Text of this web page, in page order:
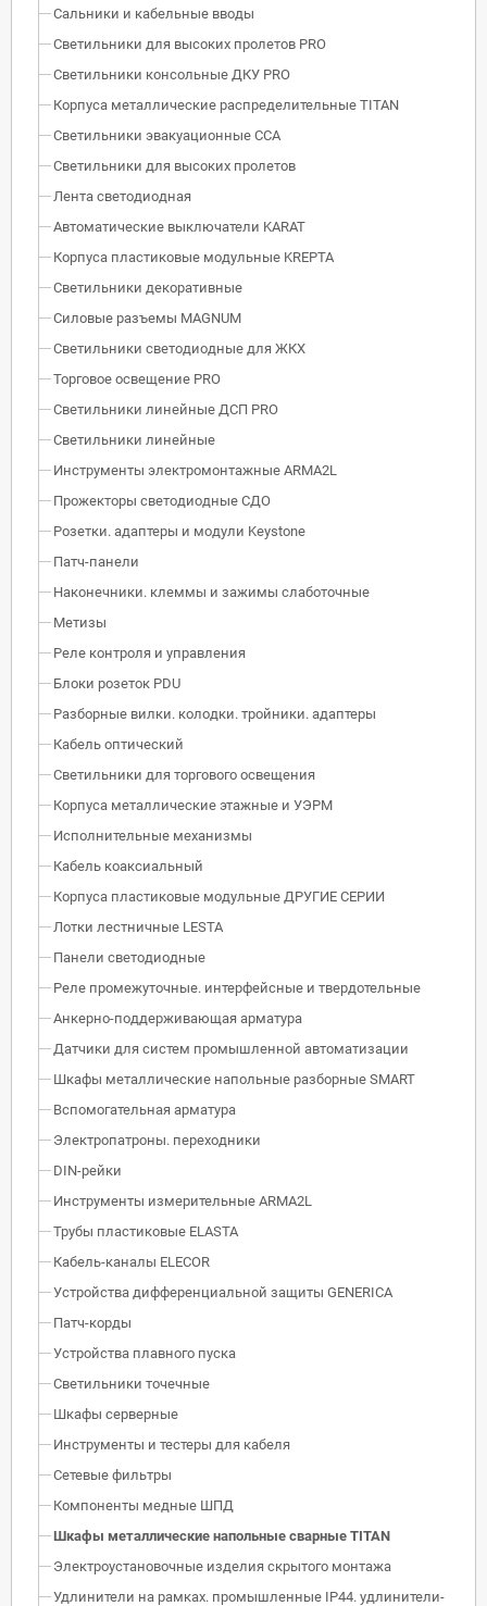
Сальники и кабельные вводы
Светильники для высоких пролетов PRO
Светильники консольные ДКУ PRO
Корпуса металлические распределительные TITAN
Светильники эвакуационные ССА
Светильники для высоких пролетов
Лента светодиодная
Автоматические выключатели KARAT
Корпуса пластиковые модульные KREPTA
Светильники декоративные
Силовые разъемы MAGNUM
Светильники светодиодные для ЖКХ
Торговое освещение PRO
Светильники линейные ДСП PRO
Светильники линейные
Инструменты электромонтажные ARMA2L
Прожекторы светодиодные СДО
Розетки. адаптеры и модули Keystone
Патч-панели
Наконечники. клеммы и зажимы слаботочные
Метизы
Реле контроля и управления
Блоки розеток PDU
Разборные вилки. колодки. тройники. адаптеры
Кабель оптический
Светильники для торгового освещения
Корпуса металлические этажные и УЭРМ
Исполнительные механизмы
Кабель коаксиальный
Корпуса пластиковые модульные ДРУГИЕ СЕРИИ
Лотки лестничные LESTA
Панели светодиодные
Реле промежуточные. интерфейсные и твердотельные
Анкерно-поддерживающая арматура
Датчики для систем промышленной автоматизации
Шкафы металлические напольные разборные SMART
Вспомогательная арматура
Электропатроны. переходники
DIN-рейки
Инструменты измерительные ARMA2L
Трубы пластиковые ELASTA
Кабель-каналы ELECOR
Устройства дифференциальной защиты GENERICA
Патч-корды
Устройства плавного пуска
Светильники точечные
Шкафы серверные
Инструменты и тестеры для кабеля
Сетевые фильтры
Компоненты медные ШПД
Шкафы металлические напольные сварные TITAN
Электроустановочные изделия скрытого монтажа
Удлинители на рамках. промышленные IP44. удлинители-